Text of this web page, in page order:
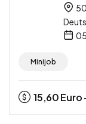
Minijob
15,60Euro